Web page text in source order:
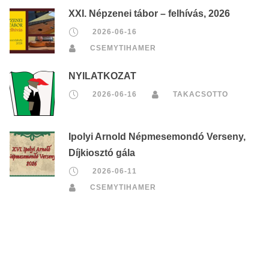
XXI. Népzenei tábor – felhívás, 2026
2026-06-16
CSEMYTIHAMER
NYILATKOZAT
2026-06-16 TAKACSOTTO
Ipolyi Arnold Népmesemondó Verseny,
Díjkiosztó gála
2026-06-11
CSEMYTIHAMER